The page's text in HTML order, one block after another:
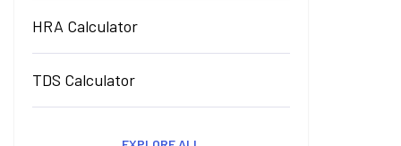
HRA Calculator
TDS Calculator